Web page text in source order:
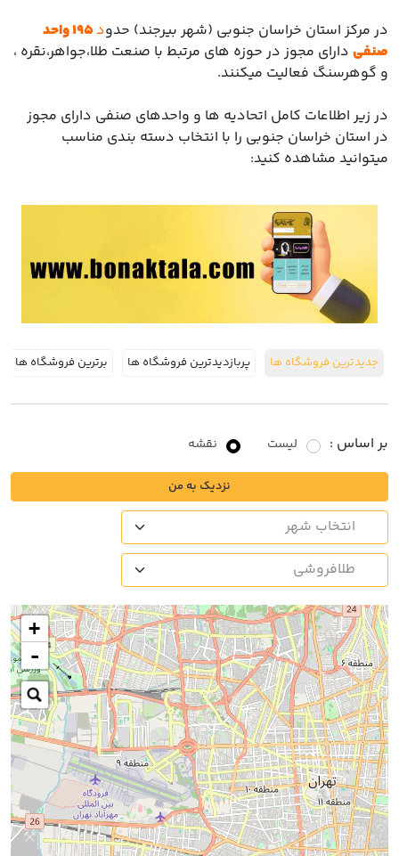
اخبار
پرسش
متداول
در
خواست
همکاری
در مرکز استان خراسان جنوبی (شهر بیرجند) حدود
195 واحد
صنفی دارای مجوز در حوزه های مرتبط با صنعت طلا،جواهر،نقره ،
و گوهرسنگ فعالیت میکنند.
در زیر اطلاعات کامل اتحادیه ها و واحدهای صنفی دارای مجوز
در استان خراسان جنوبی را با انتخاب دسته بندی مناسب
میتوانید مشاهده کنید:
جدیدترین فروشگاه ها پربازدیدترین فروشگاه ها برترین فروشگاه ها
بر اساس : لیست نقشه
نزدیک به من
+
-